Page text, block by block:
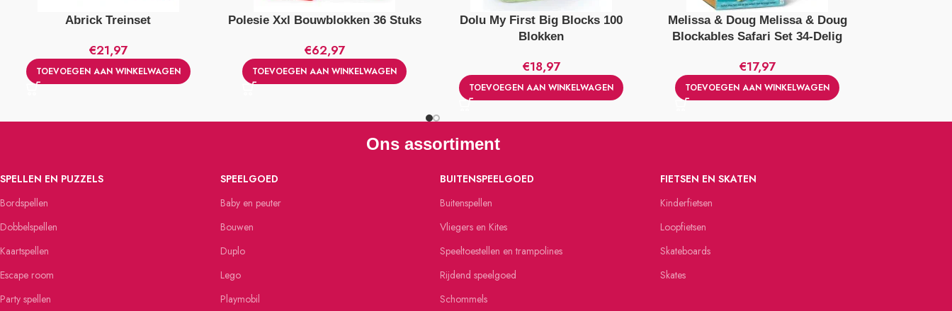
Abrick Treinset
€21,97
TOEVOEGEN AAN WINKELWAGEN
Polesie Xxl Bouwblokken 36 Stuks
€62,97
TOEVOEGEN AAN WINKELWAGEN
Dolu My First Big Blocks 100
Blokken
€18,97
TOEVOEGEN AAN WINKELWAGEN
Melissa & Doug Melissa & Doug
Blockables Safari Set 34-Delig
€17,97
TOEVOEGEN AAN WINKELWAGEN
Ons assortiment
SPELLEN EN PUZZELS
Bordspellen
Dobbelspellen
Kaartspellen
Escape room
Party spellen
SPEELGOED
Baby en peuter
Bouwen
Duplo
Lego
Playmobil
BUITENSPEELGOED
Buitenspellen
Vliegers en Kites
Speeltoestellen en trampolines
Rijdend speelgoed
Schommels
FIETSEN EN SKATEN
Kinderfietsen
Loopfietsen
Skateboards
Skates